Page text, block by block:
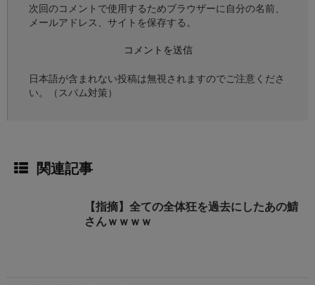
次回のコメントで使用するためブラウザーに自分の名前、
メールアドレス、サイトを保存する。
日本語が含まれない投稿は無視されますのでご注意くださ
い。（スパム対策）
関連記事
【指摘】全ての全体狂を過去にしたあの鯖
さんｗｗｗｗ